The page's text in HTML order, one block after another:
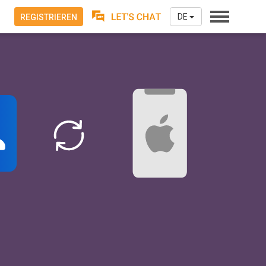
REGISTRIEREN DE